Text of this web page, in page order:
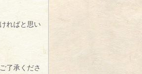
ればと思い
了承くださ